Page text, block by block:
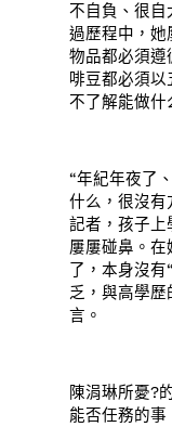
不自負、很自
過歷程中，她
物品都必須遵
啡豆都必須以
不了解能做什
“年紀年夜了
什么，很沒有
記者，孩子上
屢屢碰鼻。在
了，本身沒有
乏，與高學
言。
陳涓琳所憂?
能否任務的